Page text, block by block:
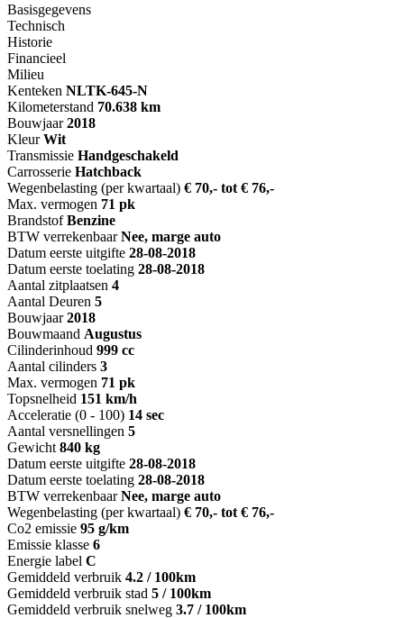
Basisgegevens
Technisch
Historie
Financieel
Milieu
Kenteken NLTK-645-N
Kilometerstand 70.638 km
Bouwjaar 2018
Kleur Wit
Transmissie Handgeschakeld
Carrosserie Hatchback
Wegenbelasting (per kwartaal) € 70,- tot € 76,-
Max. vermogen 71 pk
Brandstof Benzine
BTW verrekenbaar Nee, marge auto
Datum eerste uitgifte 28-08-2018
Datum eerste toelating 28-08-2018
Aantal zitplaatsen 4
Aantal Deuren 5
Bouwjaar 2018
Bouwmaand Augustus
Cilinderinhoud 999 cc
Aantal cilinders 3
Max. vermogen 71 pk
Topsnelheid 151 km/h
Acceleratie (0 - 100) 14 sec
Aantal versnellingen 5
Gewicht 840 kg
Datum eerste uitgifte 28-08-2018
Datum eerste toelating 28-08-2018
BTW verrekenbaar Nee, marge auto
Wegenbelasting (per kwartaal) € 70,- tot € 76,-
Co2 emissie 95 g/km
Emissie klasse 6
Energie label C
Gemiddeld verbruik 4.2 / 100km
Gemiddeld verbruik stad 5 / 100km
Gemiddeld verbruik snelweg 3.7 / 100km